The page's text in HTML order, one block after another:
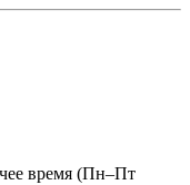
время (Пн–Пт